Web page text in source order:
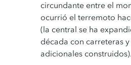
circundante entre el
ocurrió el terremoto
(la central se ha
década con carreteras
adicionales construidos).